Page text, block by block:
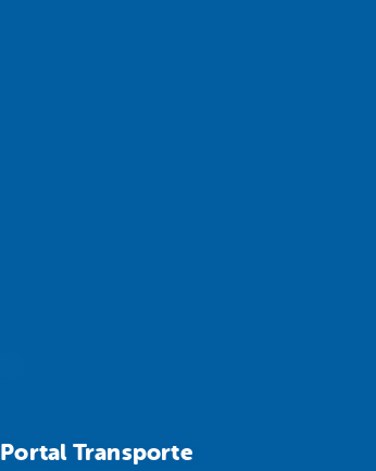
Portal Transporte